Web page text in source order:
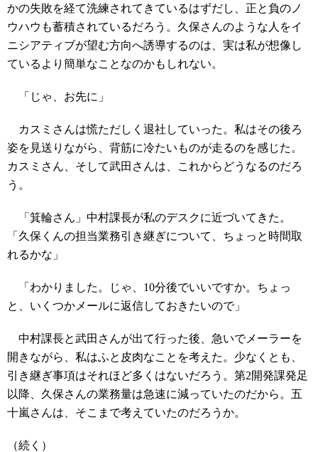
かの失敗を経て洗練されてきているはずだし、正と負のノ
ウハウも蓄積されているだろう。久保さんのような人をイ
ニシアティブが望む方向へ誘導するのは、実は私が想像し
ているより簡単なことなのかもしれない。
「じゃ、お先に」
カスミさんは慌ただしく退社していった。私はその後ろ
姿を見送りながら、背筋に冷たいものが走るのを感じた。
カスミさん、そして武田さんは、これからどうなるのだろ
う。
「箕輪さん」中村課長が私のデスクに近づいてきた。
「久保くんの担当業務引き継ぎについて、ちょっと時間取
れるかな」
「わかりました。じゃ、10分後でいいですか。ちょっ
と、いくつかメールに返信しておきたいので」
中村課長と武田さんが出て行った後、急いでメーラーを
開きながら、私はふと皮肉なことを考えた。少なくとも、
引き継ぎ事項はそれほど多くはないだろう。第2開発課発足
以降、久保さんの業務量は急速に減っていたのだから。五
十嵐さんは、そこまで考えていたのだろうか。
（続く）